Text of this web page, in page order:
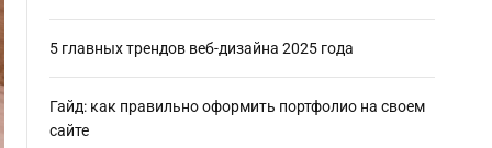
5 главных трендов веб-дизайна 2025 года
Гайд: как правильно оформить портфолио на своем
сайте